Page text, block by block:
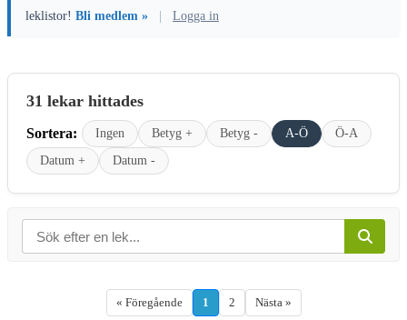
leklistor! Bli medlem » Logga in
31 lekar hittades
Sortera: Ingen Betyg + Betyg - A-Ö
Ö-A
Datum +
Datum -
« Föregående 1 2 Nästa »